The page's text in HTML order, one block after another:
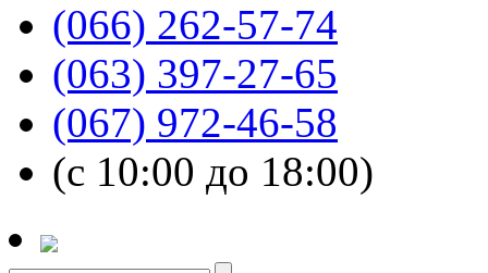
(066) 262-57-74
(063) 397-27-65
(067) 972-46-58
(с 10:00 до 18:00)